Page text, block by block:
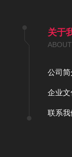
关于
公司简
企业文
联系我